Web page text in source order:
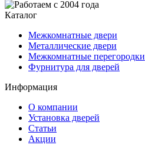
Каталог
Межкомнатные двери
Металлические двери
Межкомнатные перегородки
Фурнитура для дверей
Информация
О компании
Установка дверей
Статьи
Акции